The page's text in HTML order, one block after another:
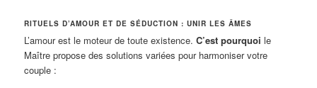
RITUELS D’AMOUR ET DE SÉDUCTION : UNIR LES ÂMES
L’amour est le moteur de toute existence.C’est pourquoi le
Maître propose des solutions variées pour harmoniser votre
couple :